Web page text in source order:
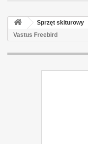
Sprzęt skiturowy
Vastus Freebird